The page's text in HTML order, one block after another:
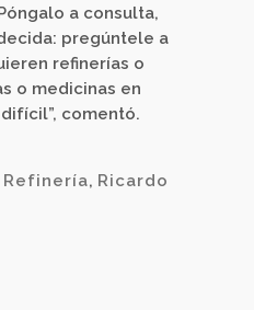
a consulta,
pregúntele a
refinerías o
o medicinas en
comentó.
Refinería, Ricardo